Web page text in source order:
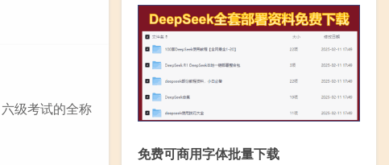
级考试的全称
免费可商用字体批量下载